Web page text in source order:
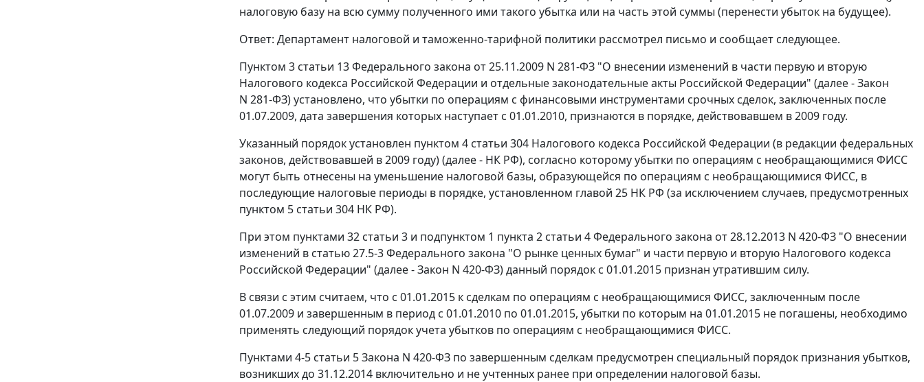
налоговую базу на всю сумму полученного ими такого убытка или на часть этой суммы (перенести убыток на будущее).
Ответ: Департамент налоговой и таможенно-тарифной политики рассмотрел письмо и сообщает следующее.
Пунктом 3 статьи 13 Федерального закона от 25.11.2009 N 281-ФЗ "О внесении изменений в части первую и вторую
Налогового кодекса Российской Федерации и отдельные законодательные акты Российской Федерации" (далее - Закон
N 281-ФЗ) установлено, что убытки по операциям с финансовыми инструментами срочных сделок, заключенных после
01.07.2009, дата завершения которых наступает с 01.01.2010, признаются в порядке, действовавшем в 2009 году.
Указанный порядок установлен пунктом 4 статьи 304 Налогового кодекса Российской Федерации (в редакции федеральных
законов, действовавшей в 2009 году) (далее - НК РФ), согласно которому убытки по операциям с необращающимися ФИСС
могут быть отнесены на уменьшение налоговой базы, образующейся по операциям с необращающимися ФИСС, в
последующие налоговые периоды в порядке, установленном главой 25 НК РФ (за исключением случаев, предусмотренных
пунктом 5 статьи 304 НК РФ).
При этом пунктами 32 статьи 3 и подпунктом 1 пункта 2 статьи 4 Федерального закона от 28.12.2013 N 420-ФЗ "О внесении
изменений в статью 27.5-3 Федерального закона "О рынке ценных бумаг" и части первую и вторую Налогового кодекса
Российской Федерации" (далее - Закон N 420-ФЗ) данный порядок с 01.01.2015 признан утратившим силу.
В связи с этим считаем, что с 01.01.2015 к сделкам по операциям с необращающимися ФИСС, заключенным после
01.07.2009 и завершенным в период с 01.01.2010 по 01.01.2015, убытки по которым на 01.01.2015 не погашены, необходимо
применять следующий порядок учета убытков по операциям с необращающимися ФИСС.
Пунктами 4-5 статьи 5 Закона N 420-ФЗ по завершенным сделкам предусмотрен специальный порядок признания убытков,
возникших до 31.12.2014 включительно и не учтенных ранее при определении налоговой базы.